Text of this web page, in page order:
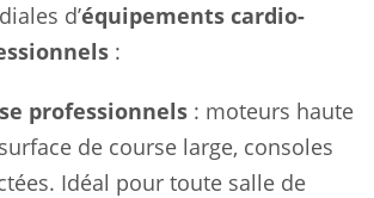
d’équipements cardio-
:
professionnels : moteurs haute
de course large, consoles
Idéal pour toute salle de